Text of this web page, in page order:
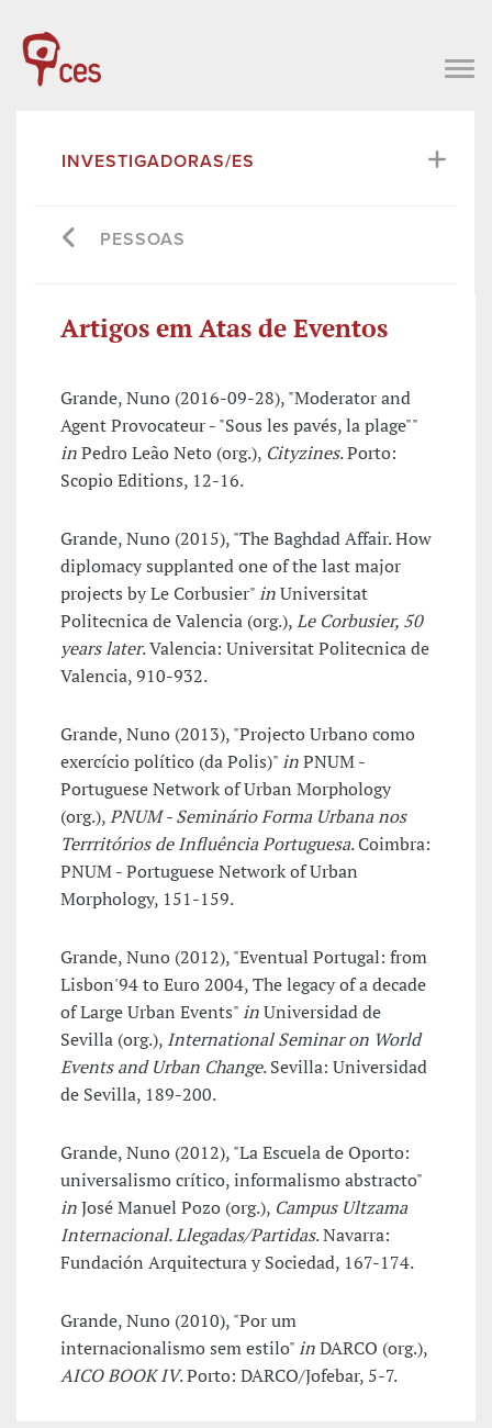
INVESTIGADORAS/ES
PESSOAS
Artigos em Atas de Eventos
Grande, Nuno (2016-09-28), "Moderator and
Agent Provocateur - "Sous les pavés, la plage""
inPedro Leão Neto (org.), Cityzines. Porto:
Scopio Editions, 12-16.
Grande, Nuno (2015), "The Baghdad Affair. How
diplomacy supplanted one of the last major
projects by Le Corbusier"inUniversitat
Politecnica de Valencia (org.),Le Corbusier, 50
years later. Valencia: Universitat Politecnica de
Valencia, 910-932.
Grande, Nuno (2013), "Projecto Urbano como
exercício político (da Polis)"inPNUM -
Portuguese Network of Urban Morphology
(org.),PNUM - Seminário Forma Urbana nos
Terrritórios de Influência Portuguesa. Coimbra:
PNUM - Portuguese Network of Urban
Morphology, 151-159.
Grande, Nuno (2012), "Eventual Portugal: from
Lisbon'94 to Euro 2004, The legacy of a decade
of Large Urban Events"inUniversidad de
Sevilla (org.), International Seminar on World
Events and Urban Change. Sevilla: Universidad
de Sevilla, 189-200.
Grande, Nuno (2012), "La Escuela de Oporto:
universalismo crítico, informalismo abstracto"
inJosé Manuel Pozo (org.), Campus Ultzama
Internacional. Llegadas/Partidas. Navarra:
Fundación Arquitectura y Sociedad, 167-174.
Grande, Nuno (2010), "Por um
internacionalismo sem estilo"inDARCO (org.),
AICO BOOK IV. Porto: DARCO/Jofebar, 5-7.